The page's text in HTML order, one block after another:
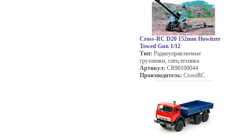
Cross-RC D20 152mm Howitzer
Towed Gun 1/12
Тип: Радиоуправляемые
грузовики, спец.техника
Артикул: CR90100044
Производитель: CrossRC